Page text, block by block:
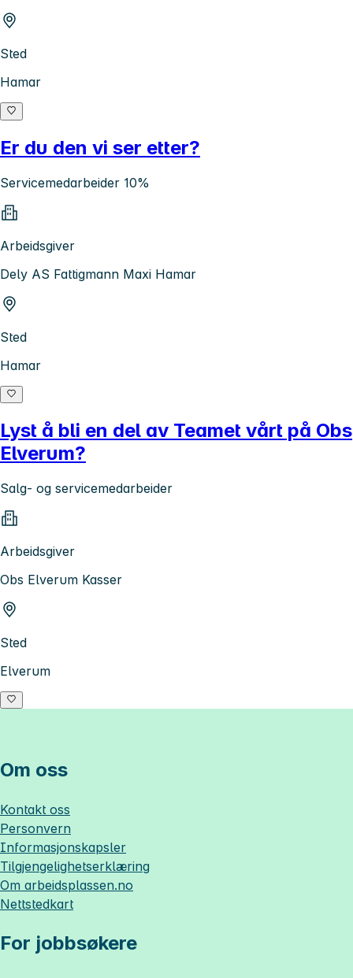
Sted
Hamar
Er du den vi ser etter?
Servicemedarbeider 10%
Arbeidsgiver
Dely AS Fattigmann Maxi Hamar
Sted
Hamar
Lyst å bli en del av Teamet vårt på Obs
Elverum?
Salg- og servicemedarbeider
Arbeidsgiver
Obs Elverum Kasser
Sted
Elverum
Om oss
Kontakt oss
Personvern
Informasjonskapsler
Tilgjengelighetserklæring
Om arbeidsplassen.no
Nettstedkart
For jobbsøkere